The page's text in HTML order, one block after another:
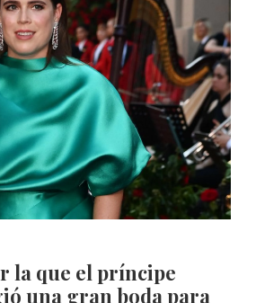
la que el príncipe
una gran boda para